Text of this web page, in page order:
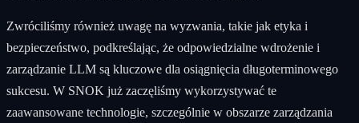
Zwróciliśmy również uwagę na wyzwania, takie jak etyka i
bezpieczeństwo, podkreślając, że odpowiedzialne wdrożenie i
zarządzanie LLM są kluczowe dla osiągnięcia długoterminowego
sukcesu. W SNOK już zaczęliśmy wykorzystywać te
zaawansowane technologie, szczególnie w obszarze zarządzania